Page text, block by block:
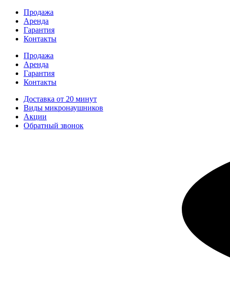
Перейти
содержимому
Продажа
Аренда
Гарантия
Контакты
Продажа
Аренда
Гарантия
Контакты
Доставка от 20 минут
Виды микронаушников
Акции
Обратный звонок